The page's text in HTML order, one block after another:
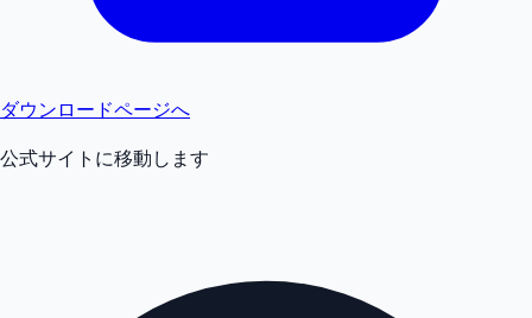
ダウンロードページへ
公式サイトに移動します